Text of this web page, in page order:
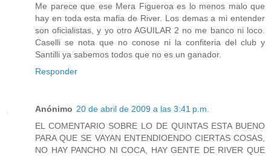
Me parece que ese Mera Figueroa es lo menos malo que
hay en toda esta mafia de River. Los demas a mi entender
son oficialistas, y yo otro AGUILAR 2 no me banco ni loco.
Caselli se nota que no conose ni la confiteria del club y
Santilli ya sabemos todos que no es un ganador.
Responder
Anónimo 20 de abril de 2009 a las 3:41 p.m.
EL COMENTARIO SOBRE LO DE QUINTAS ESTA BUENO
PARA QUE SE VAYAN ENTENDIOENDO CIERTAS COSAS,
NO HAY PANCHO NI COCA, HAY GENTE DE RIVER QUE